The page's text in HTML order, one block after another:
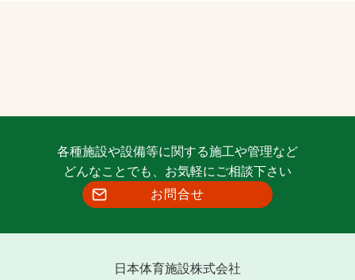
各種施設や設備等に関する施工や管理など
どんなことでも、お気軽にご相談下さい
お問合せ
日本体育施設株式会社